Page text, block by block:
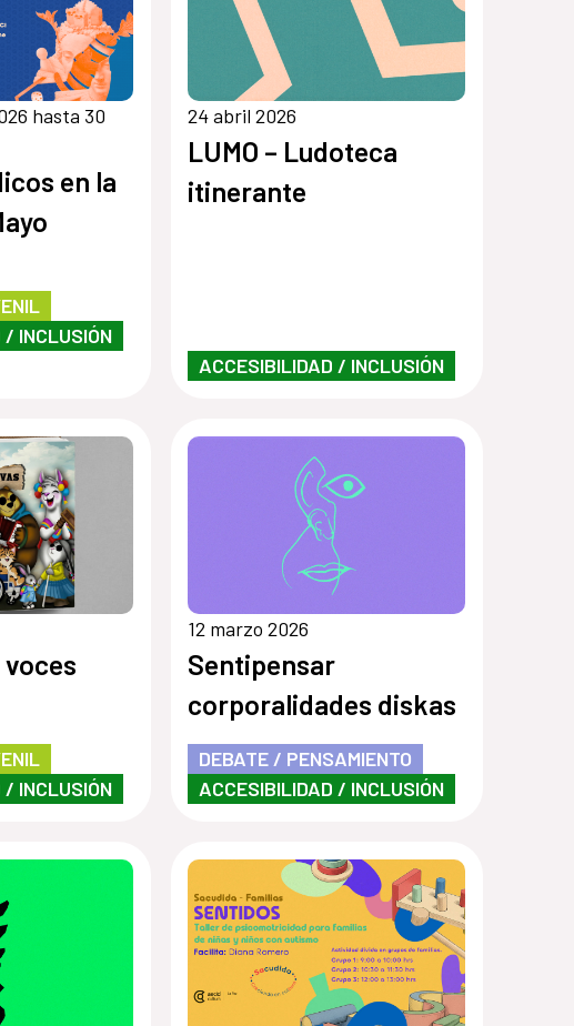
hasta 30
en la
/ INCLUSIÓN
24 abril 2026
LUMO – Ludoteca
itinerante
ACCESIBILIDAD / INCLUSIÓN
voces
/ INCLUSIÓN
12 marzo 2026
Sentipensar
corporalidades diskas
DEBATE / PENSAMIENTO
ACCESIBILIDAD / INCLUSIÓN